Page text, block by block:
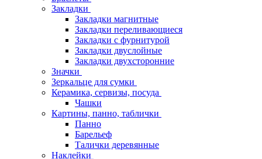
Закладки
Закладки магнитные
Закладки переливающиеся
Закладки с фурнитурой
Закладки двуслойные
Закладки двухсторонние
Значки
Зеркальце для сумки
Керамика, сервизы, посуда
Чашки
Картины, панно, таблички
Панно
Барельеф
Талички деревянные
Наклейки